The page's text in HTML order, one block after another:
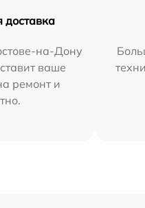
доставка
на-Дону
ваше
ремонт и